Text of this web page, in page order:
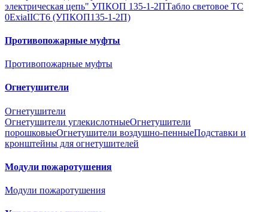
электрическая цепь" УПКОП 135-1-2ПТабло световое ТС
0ExiaIICT6 (УПКОП135-1-2П)
Противопожарные муфты
Противопожарные муфты
Огнетушители
Огнетушители
Огнетушители углекислотныеОгнетушители
порошковыеОгнетушители воздушно-пенныеПодставки и
кронштейны для огнетушителей
Модули пожаротушения
Модули пожаротушения